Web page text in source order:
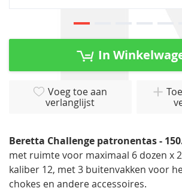
Ga
In
Voeg toe aan
verlanglijst
Beretta Challenge patronentas -
met ruimte voor maximaal 6 dozen x
kaliber 12, met 3 buitenvakken voor
chokes en andere accessoires.